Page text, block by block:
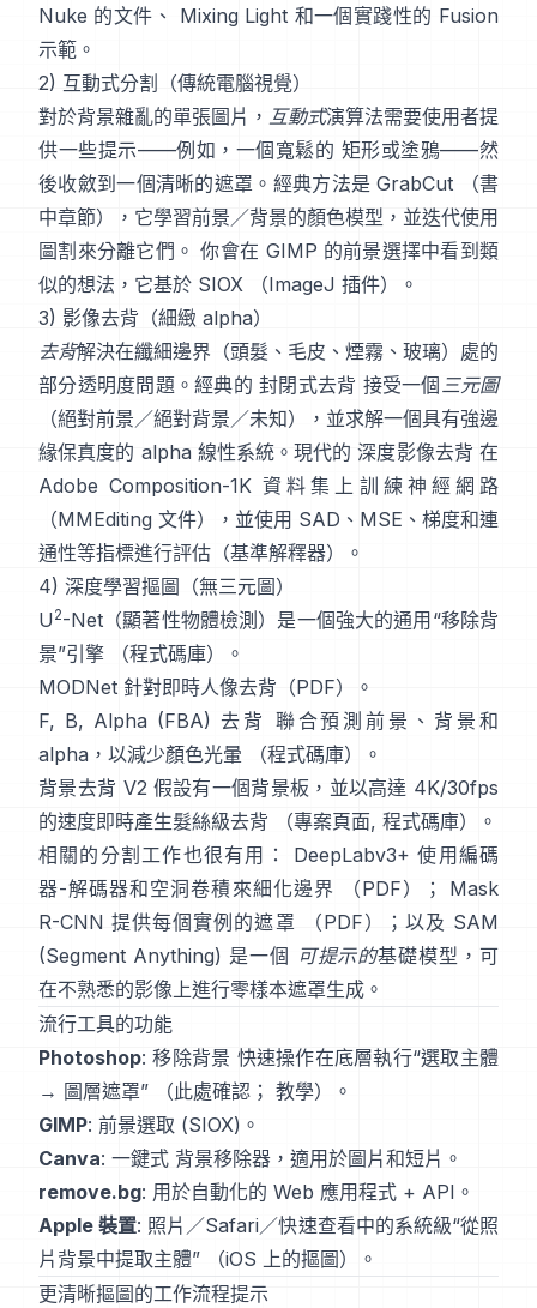
Nuke 的文件 、 Mixing Light 和一個實踐性的 Fusion
示範 。
2) 互動式分割（傳統電腦視覺）
對於背景雜亂的單張圖片， 互動式演算法需要使用者提
供一些提示——例如，一個寬鬆的 矩形或塗鴉——然
後收斂到一個清晰的遮罩。經典方法是 GrabCut （書
中章節），它學習前景／背景的顏色模型，並迭代使用
圖割來分離它們。 你會在 GIMP 的前景選擇中看到類
似的想法，它基於 SIOX （ImageJ 插件）。
3) 影像去背（細緻 alpha）
去背解決在纖細邊界（頭髮、毛皮、煙霧、玻璃）處的
部分透明度問題。經典的 封閉式去背 接受一個 三元圖
（絕對前景／絕對背景／未知），並求解一個具有強邊
緣保真度的 alpha 線性系統。現代的 深度影像去背 在
Adobe Composition-1K 資料集上訓練神經網路
（MMEditing 文件），並使用 SAD、MSE、梯度和連
通性等指標進行評估（基準解釋器）。
4) 深度學習摳圖（無三元圖）
U2-Net （顯著性物體檢測）是一個強大的通用“移除背
景”引擎
（程式碼庫）。
MODNet 針對即時人像去背（PDF）。
F, B, Alpha (FBA) 去背 聯合預測前景、背景和
alpha，以減少顏色光暈
（程式碼庫）。
背景去背 V2 假設有一個背景板，並以高達 4K/30fps
的速度即時產生髮絲級去背
（專案頁面, 程式碼庫）。
相關的分割工作也很有用：
DeepLabv3+ 使用編碼
器-解碼器和空洞卷積來細化邊界
（PDF）；
Mask
R-CNN 提供每個實例的遮罩 （PDF）；以及 SAM
(Segment Anything) 是一個 可提示的基礎模型，可
在不熟悉的影像上進行零樣本遮罩生成。
流行工具的功能
Photoshop:移除背景 快速操作在底層執行“選取主體
→ 圖層遮罩”
（此處確認 ； 教學）。
GIMP: 前景選取 (SIOX)。
Canva: 一鍵式 背景移除器 ，適用於圖片和短片。
remove.bg: 用於自動化的 Web 應用程式 + API 。
Apple 裝置: 照片／Safari／快速查看中的系統級“從照
片背景中提取主體” （iOS 上的摳圖）。
更清晰摳圖的工作流程提示